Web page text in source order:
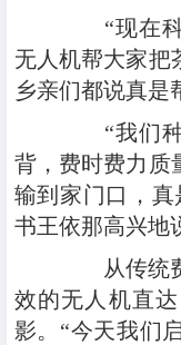
“现在科
无人机帮大家把
乡亲们都说真是
“我们种
背，费时费力质
输到家门口，
书王依那高兴地
从传统费
效的无人机直
影。“今天我们